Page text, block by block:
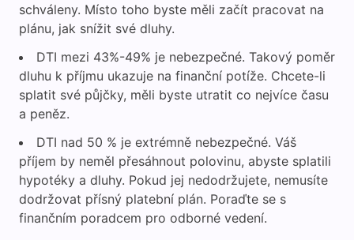
schváleny. Místo toho byste měli začít pracovat na
plánu, jak snížit své dluhy.
DTI mezi 43%-49% je nebezpečné. Takový poměr
dluhu k příjmu ukazuje na finanční potíže. Chcete-li
splatit své půjčky, měli byste utratit co nejvíce času
a peněz.
DTI nad 50 % je extrémně nebezpečné. Váš
příjem by neměl přesáhnout polovinu, abyste splatili
hypotéky a dluhy. Pokud jej nedodržujete, nemusíte
dodržovat přísný platební plán. Poraďte se s
finančním poradcem pro odborné vedení.